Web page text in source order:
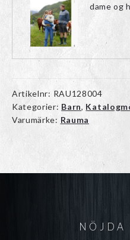
dame og
Artikelnr: RAU128004
Kategorier: Barn,
Varumärke: Rauma
NÖJDA